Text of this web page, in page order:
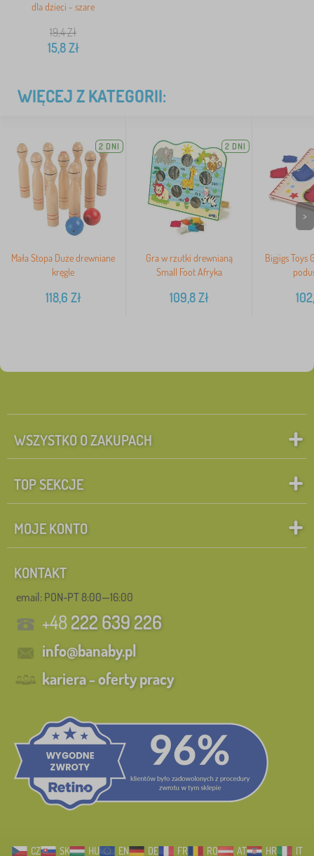
dla dzieci - szare
19,4Zł
15,8Zł
WIĘCEJ Z KATEGORII:
2 DNI
Mała Stopa Duże drewniane
kręgle
118,6 Zł
2 DNI
Gra w rzutki drewnianą
Small Foot Afryka
109,8Zł
Bigjigs Toys
>
WSZYSTKO O ZAKUPACH
TOP SEKCJE
MOJE KONTO
KONTAKT
email: PON-PT 8:00—16:00
+48222 639 226
info@banaby.pl
kariera - oferty pracy
CZ SK HU EN DE FR RO AT HR IT